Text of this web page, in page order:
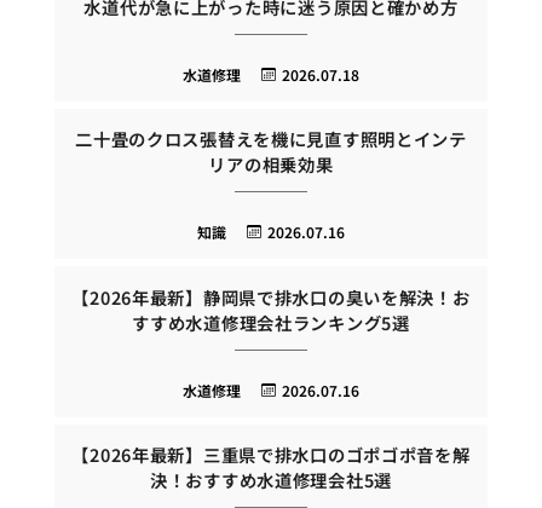
水道代が急に上がった時に迷う原因と確かめ方
2026.07.18
水道修理
二十畳のクロス張替えを機に見直す照明とインテ
リアの相乗効果
2026.07.16
知識
【2026年最新】静岡県で排水口の臭いを解決！お
すすめ水道修理会社ランキング5選
2026.07.16
水道修理
【2026年最新】三重県で排水口のゴポゴポ音を解
決！おすすめ水道修理会社5選